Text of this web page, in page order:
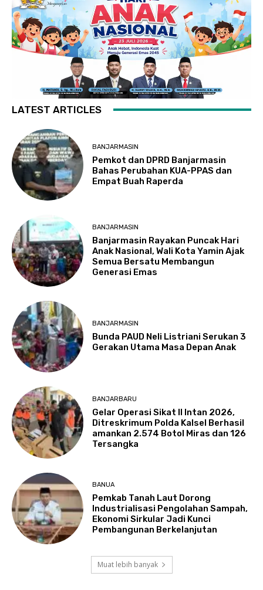
LATEST ARTICLES
BANJARMASIN
Pemkot dan DPRD Banjarmasin
Bahas Perubahan KUA-PPAS dan
Empat Buah Raperda
BANJARMASIN
Banjarmasin Rayakan Puncak Hari
Anak Nasional, Wali Kota Yamin Ajak
Semua Bersatu Membangun
Generasi Emas
BANJARMASIN
Bunda PAUD Neli Listriani Serukan 3
Gerakan Utama Masa Depan Anak
BANJARBARU
Gelar Operasi Sikat II Intan 2026,
Ditreskrimum Polda Kalsel Berhasil
amankan 2.574 Botol Miras dan 126
Tersangka
BANUA
Pemkab Tanah Laut Dorong
Industrialisasi Pengolahan Sampah,
Ekonomi Sirkular Jadi Kunci
Pembangunan Berkelanjutan
Muat lebih banyak